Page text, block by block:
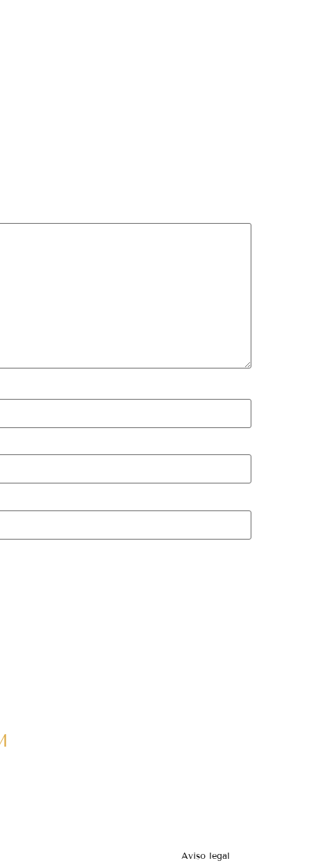
Aviso legal